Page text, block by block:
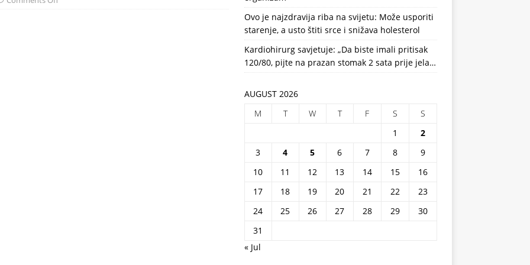
Ovo je najzdravija riba na svijetu: Može usporiti
starenje, a usto štiti srce i snižava holesterol
Kardiohirurg savjetuje: „Da biste imali pritisak
120/80, pijte na prazan stomak 2 sata prije jela…
AUGUST 2026
M
T W T F S
S
1
2
3
4 5 6 7 8
9
10
11 12 13 14 15
16
17
18 19 20 21 22
23
24
25 26 27 28 29
30
31
« Jul